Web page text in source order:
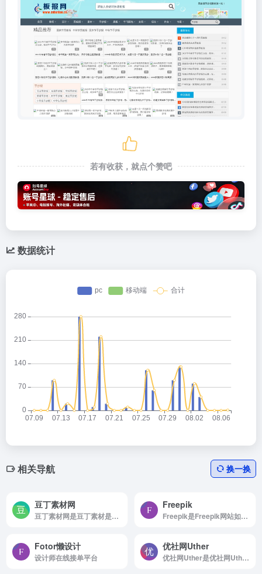
若有收获，就点个赞吧
数据统计
相关导航 换一换
豆丁素材网
豆丁素材网是豆丁素材是专注免费设计素材下载的网站，涵盖行业优质精品视频模板、背景视频、PPT模板、Word模板、配乐音效、字体及各类免费素材，集各类办公设计元素于一体，下载办公设计模板就...
Freepik
Freepik是Freepik网站如何使用 浏览...
Fotor懒设计
设计师在线接单平台
优社网Uther
优社网Uther是优社网Uther是一个专注于UI领域的素材资源共享平台。